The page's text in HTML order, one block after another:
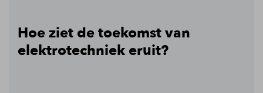
Hoe ziet de toekomst van
elektrotechniek eruit?